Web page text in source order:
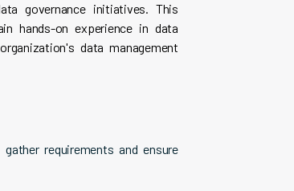
governance initiatives. This
hands-on experience in data
data management
requirements and ensure